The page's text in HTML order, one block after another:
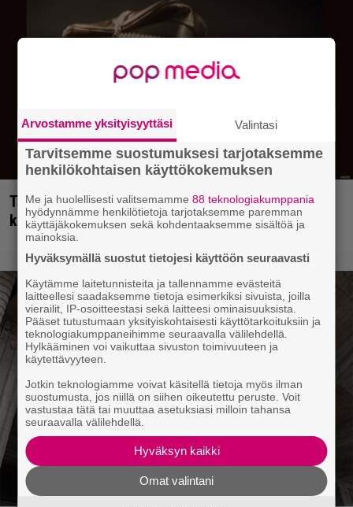
Tällainen keikkajyrä Queen oli ennen vanhaan –
katso tulinen livetallenne vuodelta 1979
Arvostamme yksityisyyttäsi Valintasi
Tarvitsemme suostumuksesi tarjotaksemme
henkilökohtaisen käyttökokemuksen
Me ja huolellisesti valitsemamme88 teknologiakumppania
hyödynnämme henkilötietoja tarjotaksemme paremman
käyttäjäkokemuksen sekä kohdentaaksemme sisältöä ja
mainoksia.
Hyväksymällä suostut tietojesi käyttöön seuraavasti
Käytämme laitetunnisteita ja tallennamme evästeitä
laitteellesi saadaksemme tietoja esimerkiksi sivuista, joilla
vierailit, IP-osoitteestasi sekä laitteesi ominaisuuksista.
Pääset tutustumaan yksityiskohtaisesti käyttötarkoituksiin ja
teknologiakumppaneihimme seuraavalla välilehdellä.
Hylkääminen voi vaikuttaa sivuston toimivuuteen ja
käytettävyyteen.
Jotkin teknologiamme voivat käsitellä tietoja myös ilman
suostumusta, jos niillä on siihen oikeutettu peruste. Voit
vastustaa tätä tai muuttaa asetuksiasi milloin tahansa
seuraavalla välilehdellä.
Hyväksyn kaikki
Omat valintani